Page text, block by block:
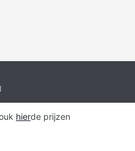
hierde prijzen